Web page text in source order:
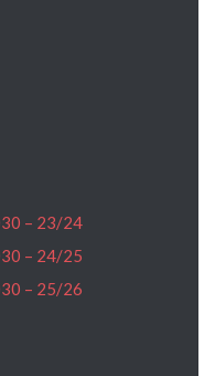
– 23/24
– 24/25
– 25/26